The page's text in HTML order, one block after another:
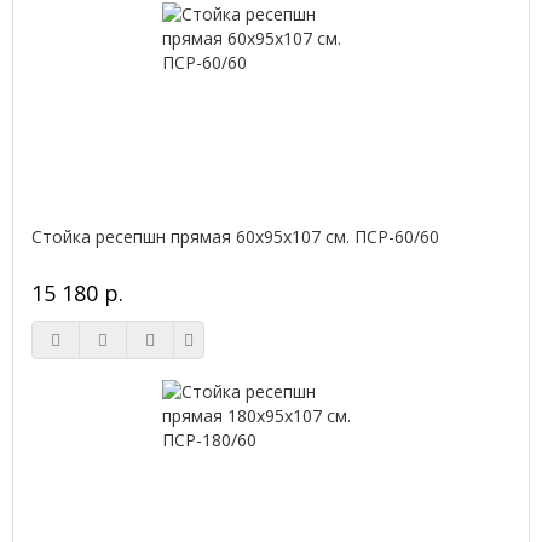
Стойка ресепшн прямая 60х95х107 см. ПСР-60/60
15 180 р.